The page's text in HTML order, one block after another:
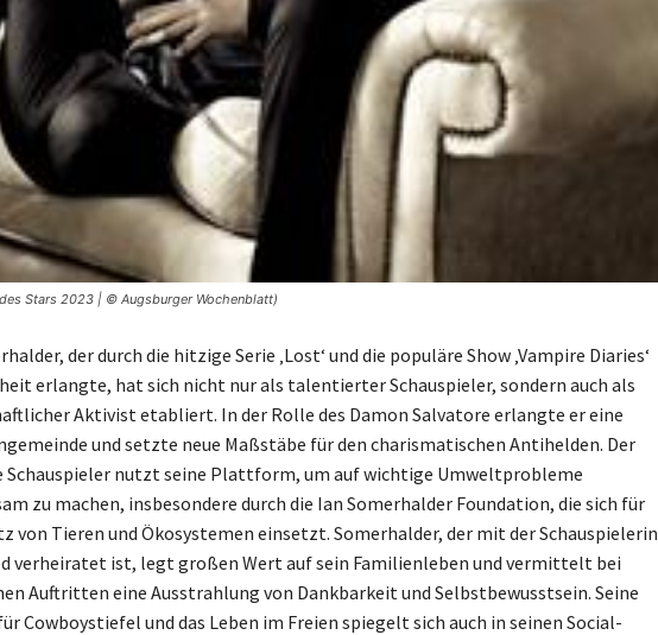
Stars 2023 | © Augsburger Wochenblatt)
der durch die hitzige Serie ‚Lost‘ und die populäre Show ‚Vampire Diaries‘
erlangte, hat sich nicht nur als talentierter Schauspieler, sondern auch als
Aktivist etabliert. In der Rolle des Damon Salvatore erlangte er eine
und setzte neue Maßstäbe für den charismatischen Antihelden. Der
Schauspieler nutzt seine Plattform, um auf wichtige Umweltprobleme
zu machen, insbesondere durch die Ian Somerhalder Foundation, die sich für
von Tieren und Ökosystemen einsetzt. Somerhalder, der mit der Schauspielerin
verheiratet ist, legt großen Wert auf sein Familienleben und vermittelt bei
Auftritten eine Ausstrahlung von Dankbarkeit und Selbstbewusstsein. Seine
Cowboystiefel und das Leben im Freien spiegelt sich auch in seinen Social-